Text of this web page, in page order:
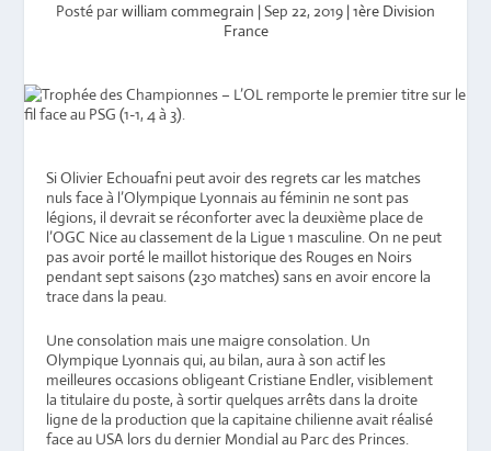
Posté parwilliam commegrain |Sep 22, 2019 |1ère Division
France
Si Olivier Echouafni peut avoir des regrets car les matches
nuls face à l’Olympique Lyonnais au féminin ne sont pas
légions, il devrait se réconforter avec la deuxième place de
l’OGC Nice au classement de la Ligue 1 masculine. On ne peut
pas avoir porté le maillot historique des Rouges en Noirs
pendant sept saisons (230 matches) sans en avoir encore la
trace dans la peau.
Une consolation mais une maigre consolation. Un
Olympique Lyonnais qui, au bilan, aura à son actif les
meilleures occasions obligeant Cristiane Endler, visiblement
la titulaire du poste, à sortir quelques arrêts dans la droite
ligne de la production que la capitaine chilienne avait réalisé
face au USA lors du dernier Mondial au Parc des Princes.